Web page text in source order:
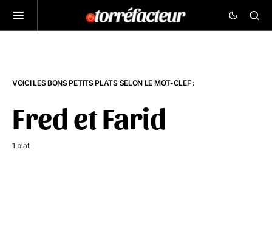
VOICI LES BONS PETITS PLATS SELON LE MOT-CLEF :
Fred et Farid
1 plat